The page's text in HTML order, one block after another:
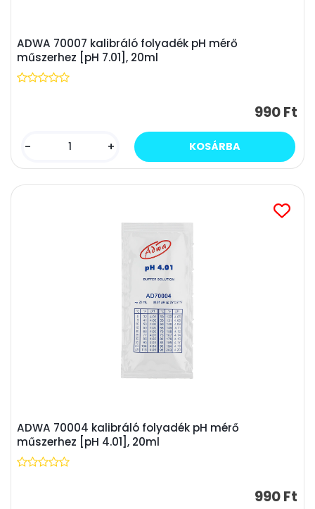
ADWA 70007 kalibráló folyadék pH mérő
műszerhez [pH 7.01], 20ml
990 Ft
- +
ADWA 70004 kalibráló folyadék pH mérő
műszerhez [pH 4.01], 20ml
990 Ft